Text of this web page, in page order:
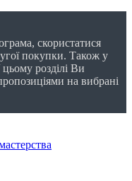
скористатися
покупки. Також у
розділі Ви
на вибрані